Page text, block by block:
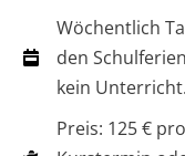
Wöchentlich
den
kein Unterricht.
Preis: 125 €